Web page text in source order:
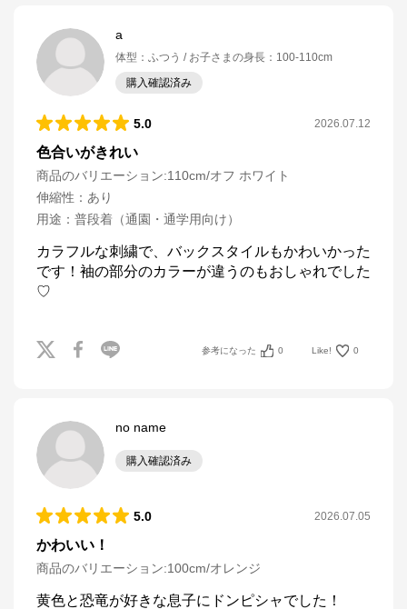
a
体型 ： ふつう お子さまの身長 ： 100-110cm
購入確認済み
5.0 2026.07.12
色合いがきれい
商品のバリエーション:110cm/オフ ホワイト
伸縮性 ： あり
用途 ： 普段着（通園・通学用向け）
カラフルな刺繍で、バックスタイルもかわいかった
です！袖の部分のカラーが違うのもおしゃれでした
♡
参考になった 0 Like! 0
no name
購入確認済み
5.0 2026.07.05
かわいい！
商品のバリエーション:100cm/オレンジ
黄色と恐竜が好きな息子にドンピシャでした！